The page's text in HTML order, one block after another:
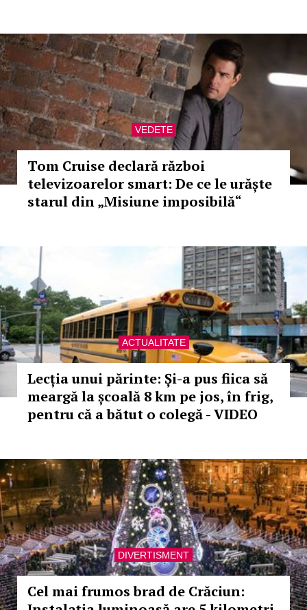
VEDETE
Tom Cruise declară război
televizoarelor smart: De ce le urăște
starul din „Misiune imposibilă“
ACTUALITATE
Lecția unui părinte: Și-a pus fiica să
meargă la școală 8 km pe jos, în frig,
pentru că a bătut o colegă - VIDEO
DIVERTISMENT
Cel mai frumos brad de Crăciun: